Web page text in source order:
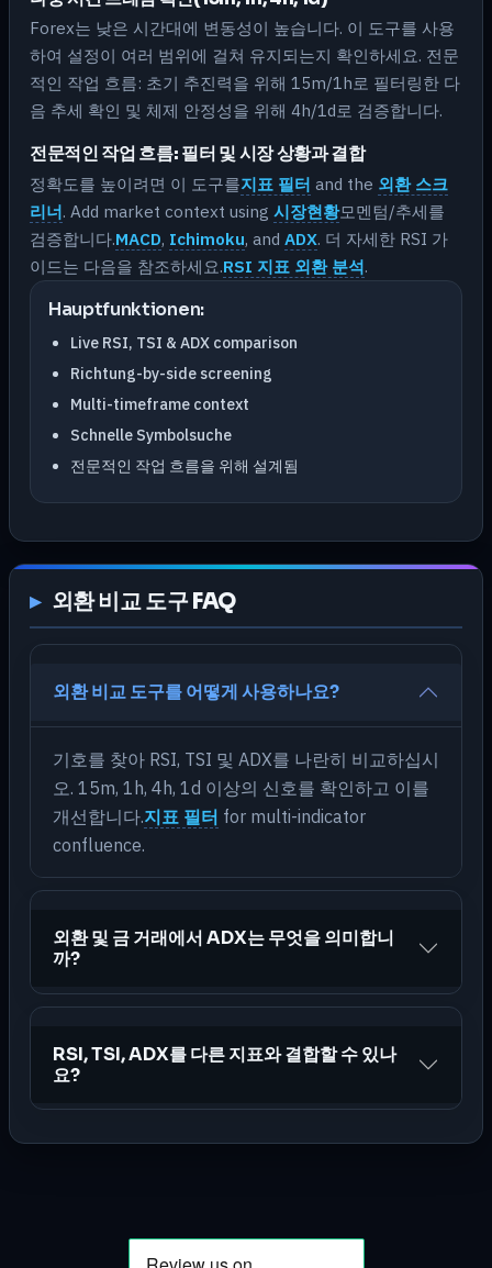
Forex는 낮은 시간대에 변동성이 높습니다. 이 도구를 사용
하여 설정이 여러 범위에 걸쳐 유지되는지 확인하세요. 전문
적인 작업 흐름: 초기 추진력을 위해 15m/1h로 필터링한 다
음 추세 확인 및 체제 안정성을 위해 4h/1d로 검증합니다.
전문적인 작업 흐름: 필터 및 시장 상황과 결합
정확도를 높이려면 이 도구를지표 필터 and the 외환 스크
리너. Add market context using 시장현황모멘텀/추세를
검증합니다.MACD, Ichimoku, and ADX. 더 자세한 RSI 가
이드는 다음을 참조하세요.RSI 지표 외환 분석.
Hauptfunktionen:
Live RSI, TSI & ADX comparison
Richtung-by-side screening
Multi-timeframe context
Schnelle Symbolsuche
전문적인 작업 흐름을 위해 설계됨
외환 비교 도구 FAQ
외환 비교 도구를 어떻게 사용하나요?
기호를 찾아 RSI, TSI 및 ADX를 나란히 비교하십시
오. 15m, 1h, 4h, 1d 이상의 신호를 확인하고 이를
개선합니다.지표 필터 for multi-indicator
confluence.
외환 및 금 거래에서 ADX는 무엇을 의미합니
까?
RSI, TSI, ADX를 다른 지표와 결합할 수 있나
요?